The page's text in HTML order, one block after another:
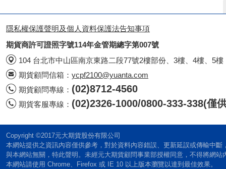
隱私權保護聲明及個人資料保護法告知事項
期貨商許可證照字號114年金管期總字第007號
104 台北市中山區南京東路二段77號2樓部份、3樓、4樓、5樓
期貨顧問信箱： ycpf2100@yuanta.com
期貨顧問專線： (02)8712-4560
期貨客服專線： (02)2326-1000/0800-333-338(僅
Copyright ©2017元大期貨股份有限公司
本網站提供之資訊內容僅供參考，對於資料內容錯誤、更新延誤或傳輸中
與本網站無關，特此聲明。未經元大期貨顧問事業部授權同意，不得將網站
本網站請使用 Chrome、Firefox 或 IE 10 以上版本瀏覽以達到最佳效果。